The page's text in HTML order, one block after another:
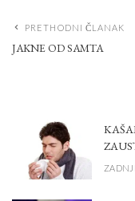
PRETHODNI ČLANAK
JAKNE OD SAMTA